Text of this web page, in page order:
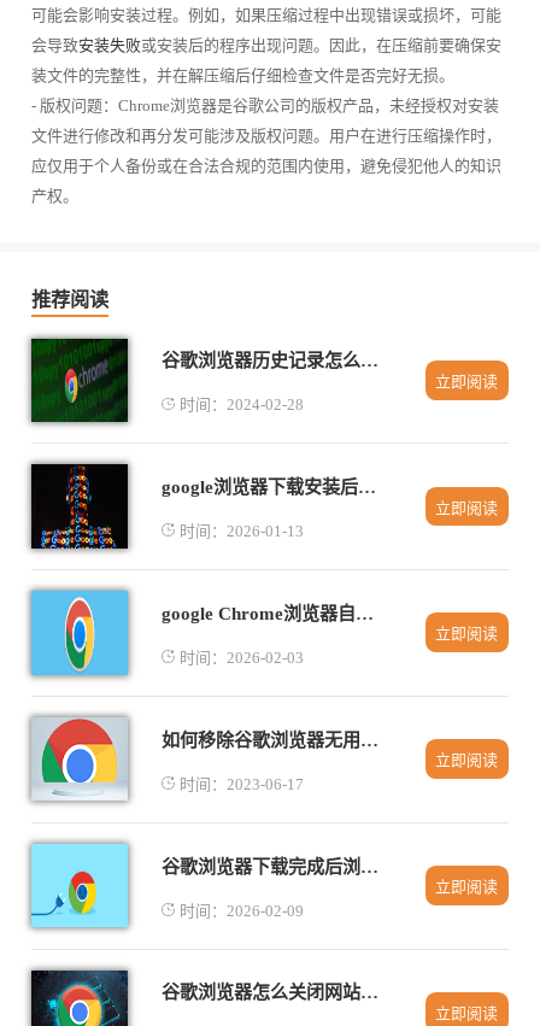
可能会影响安装过程。例如，如果压缩过程中出现错误或损坏，可能
会导致安装失败或安装后的程序出现问题。因此，在压缩前要确保安
装文件的完整性，并在解压缩后仔细检查文件是否完好无损。
- 版权问题：Chrome浏览器是谷歌公司的版权产品，未经授权对安装
文件进行修改和再分发可能涉及版权问题。用户在进行压缩操作时，
应仅用于个人备份或在合法合规的范围内使用，避免侵犯他人的知识
产权。
推荐阅读
谷歌浏览器历史记录怎么恢复
时间：2024-02-28
立即阅读
google浏览器下载安装后如何开启网页朗读功能
时间：2026-01-13
立即阅读
google Chrome浏览器自动填表异常修复技巧
时间：2026-02-03
立即阅读
如何移除谷歌浏览器无用的插件
时间：2023-06-17
立即阅读
谷歌浏览器下载完成后浏览器书签分类与管理教程
时间：2026-02-09
立即阅读
谷歌浏览器怎么关闭网站建议的广告
立即阅读